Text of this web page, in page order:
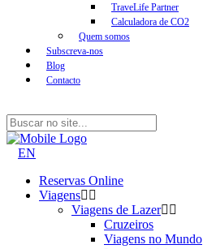
TraveLife Partner
Calculadora de CO2
Quem somos
Subscreva-nos
Blog
Contacto
EN
Reservas Online
Viagens
Viagens de Lazer
Cruzeiros
Viagens no Mundo